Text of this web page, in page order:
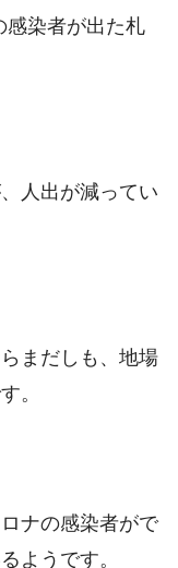
感染者が出た札
人出が減ってい
まだしも、地場
。
ナの感染者がで
ようです。